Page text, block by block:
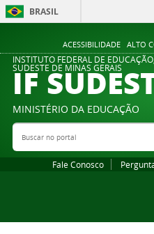
ACESSIBILIDADE ALTO
BRASIL
INSTITUTO FEDERAL DE
SUDESTE DE MINAS GERAIS
IF
MINISTÉRIO DA EDUCAÇÃO
Buscar no portal
Fale Conosco